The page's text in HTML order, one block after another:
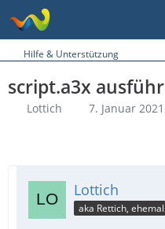
Hilfe & Unterstützung
script.a3x
Lottich 7. Januar
Lottich